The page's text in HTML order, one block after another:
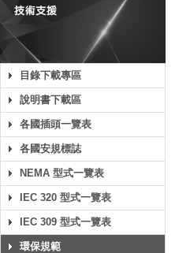
目錄下載專區
說明書下載區
各國插頭一覽表
各國安規標誌
NEMA 型式一覽表
IEC 320 型式一覽表
IEC 309 型式一覽表
環保規範